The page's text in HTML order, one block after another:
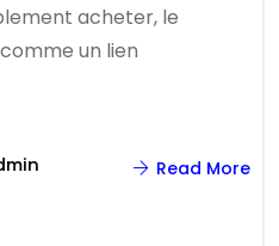
acheter, le
un lien
Read More